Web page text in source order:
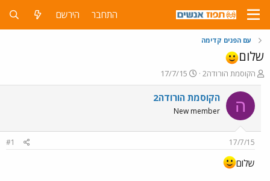
התחבר הירשם
עם הפנים קדימה
שלום
פ
ו
ת
ח
ה
ש
א
הקוסמת הורודה2
פ
ו
ר
ם
17/7/15
ה הקוסמת הורודה2
New member
17/7/15
#1
שלום